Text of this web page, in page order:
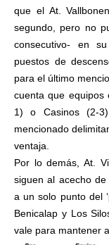
que el At.
segundo, pero no
consecutivo- en
puestos de
para el último
cuenta que equipos
1) o Casinos (2-
mencionado
ventaja.
Por lo demás, At.
siguen al acecho
a un solo punto del
Benicalap y Los
vale para mantener